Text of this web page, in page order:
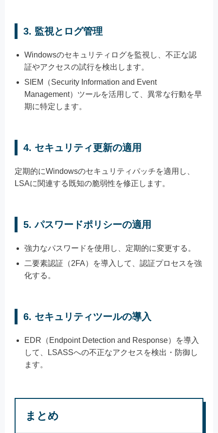
3. 監視とログ管理
Windowsのセキュリティログを監視し、不正な認
証やアクセスの試行を検出します。
SIEM（Security Information and Event
Management）ツールを活用して、異常な行動を早
期に特定します。
4. セキュリティ更新の適用
定期的にWindowsのセキュリティパッチを適用し、
LSAに関連する既知の脆弱性を修正します。
5.パスワードポリシーの適用
強力なパスワードを使用し、定期的に変更する。
二要素認証（2FA）を導入して、認証プロセスを強
化する。
6. セキュリティツールの導入
EDR（Endpoint Detection and Response）を導入
して、LSASSへの不正なアクセスを検出・防御し
ます。
まとめ